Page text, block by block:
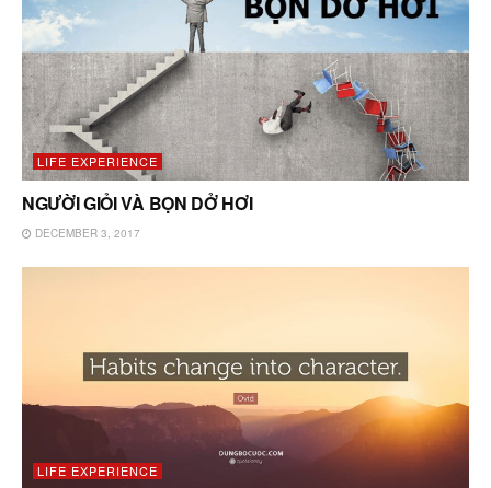
LIFE EXPERIENCE
NGƯỜI GIỎI VÀ BỌN DỞ HƠI
DECEMBER 3, 2017
LIFE EXPERIENCE